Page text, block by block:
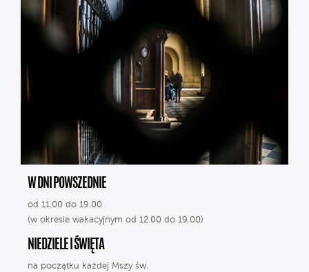
W DNI POWSZEDNIE
od 11.00 do 19.00
(w okresie wakacyjnym od 12.00 do 19.00)
NIEDZIELE I ŚWIĘTA
na początku każdej Mszy św.